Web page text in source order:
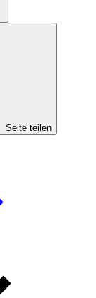
Seite teilen